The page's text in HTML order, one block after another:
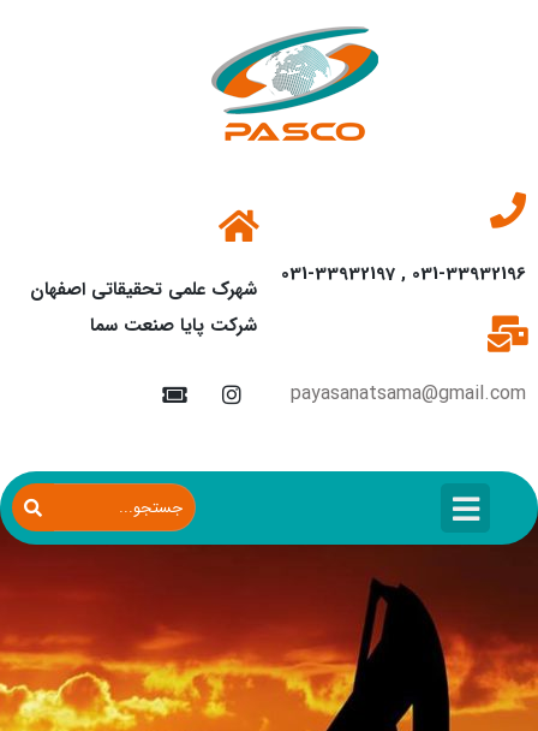
031-33932196 , 031-33932197
payasanatsama@gmail.com
شهرک علمی تحقیقاتی اصفهان
شرکت پایا صنعت سما